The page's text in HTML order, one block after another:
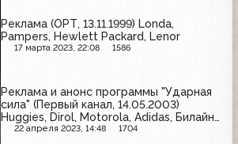
Реклама (ОРТ, 13.11.1999) Londa,
Pampers, Hewlett Packard, Lenor
17 марта 2023, 22:08 1586
Реклама и анонс программы "Ударная
сила" (Первый канал, 14.05.2003)
Huggies, Dirol, Motorola, Adidas, Билайн
GSM, LG, L'Oreal
22 апреля 2023, 14:48 1704